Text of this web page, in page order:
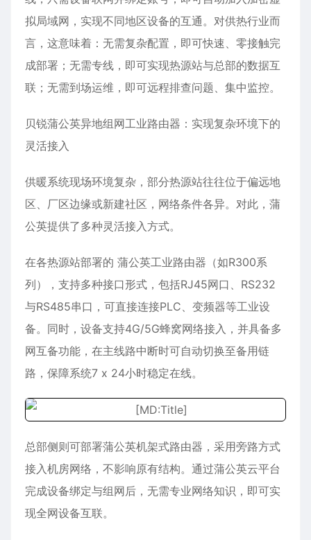
拟局域网，实现不同地区设备的互通。对供热行业而
言，这意味着：无需复杂配置，即可快速、零接触完
成部署；无需专线，即可实现热源站与总部的数据互
联；无需到场运维，即可远程排查问题、集中监控。
贝锐蒲公英异地组网工业路由器：实现复杂环境下的
灵活接入
供暖系统现场环境复杂，部分热源站往往位于偏远地
区、厂区边缘或新建社区，网络条件各异。对此，蒲
公英提供了多种灵活接入方式。
在各热源站部署的 蒲公英工业路由器（如R300系
列），支持多种接口形式，包括RJ45网口、RS232
与RS485串口，可直接连接PLC、变频器等工业设
备。同时，设备支持4G/5G蜂窝网络接入，并具备多
网互备功能，在主线路中断时可自动切换至备用链
路，保障系统7 x 24小时稳定在线。
总部侧则可部署蒲公英机架式路由器，采用旁路方式
接入机房网络，不影响原有结构。通过蒲公英云平台
完成设备绑定与组网后，无需专业网络知识，即可实
现全网设备互联。